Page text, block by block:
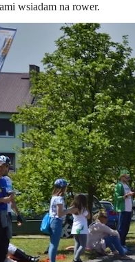
wsiadam na rower.